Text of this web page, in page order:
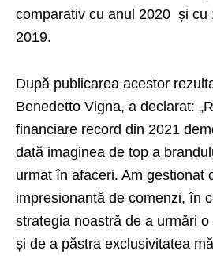
comparativ cu anul 2020 și cu
2019.
După publicarea acestor
Benedetto Vigna, a declarat:
financiare record din 2021
dată imaginea de top a
urmat în afaceri. Am gestionat
impresionantă de comenzi, în
strategia noastră de a urmări
și de a păstra exclusivitatea